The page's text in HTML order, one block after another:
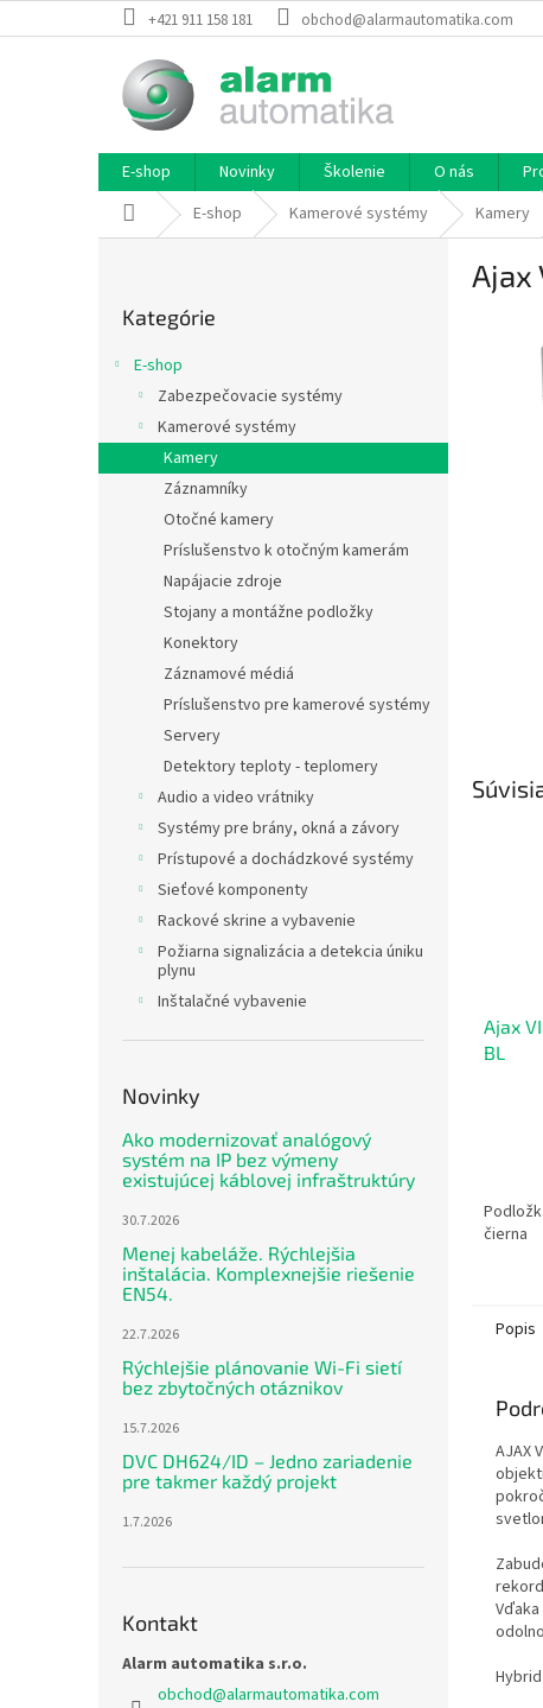
na
+421 911 158 181 obchod@alarmautomatika.com
E-shop Novinky Školenie O nás
DomovE-shop Kamerové systémy Kamery
kategórie
Kategórie
E-shop
Zabezpečovacie systémy
Kamerové systémy
Kamery
Záznamníky
Otočné kamery
Príslušenstvo k otočným kamerám
Napájacie zdroje
Stojany a montážne podložky
Konektory
Záznamové médiá
Príslušenstvo pre kamerové systémy
Servery
Detektory teploty - teplomery
Audio a video vrátniky
Systémy pre brány, okná a závory
Prístupové a dochádzkové systémy
Sieťové komponenty
Rackové skrine a vybavenie
Požiarna signalizácia a detekcia úniku
plynu
Inštalačné vybavenie
Novinky
Ako modernizovať analógový
systém na IP bez výmeny
existujúcej káblovej infraštruktúry
30.7.2026
Menej kabeláže. Rýchlejšia
inštalácia. Komplexnejšie riešenie
EN54.
22.7.2026
Rýchlejšie plánovanie Wi-Fi sietí
bez zbytočných otáznikov
15.7.2026
DVC DH624/ID – Jedno zariadenie
pre takmer každý projekt
1.7.2026
Kontakt
Alarm automatika s.r.o.
obchod@alarmautomatika.com
Ajax
Ajax
BL
čierna
Popis
AJAX